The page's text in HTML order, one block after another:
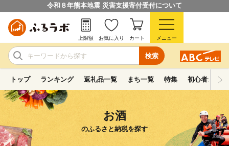
令和８年熊本地震 災害支援寄付受付について
検索
上限額 お気に入り カート メニュー
トップ ランキング 返礼品一覧 まち一覧 特集 初心者ガイド
お酒
のふるさと納税を探す